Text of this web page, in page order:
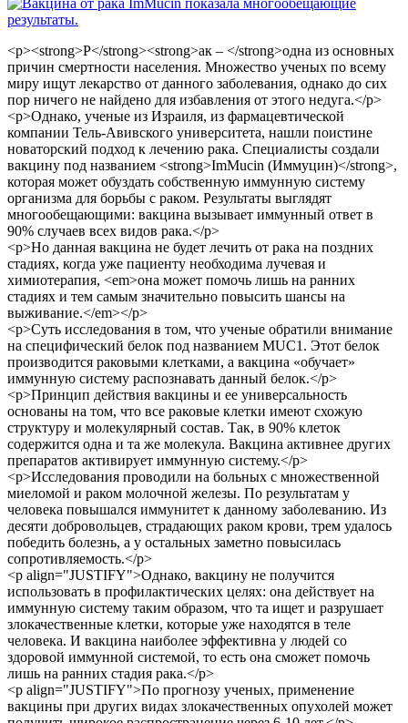
<p><strong>Р</strong><strong>ак – </strong>одна из основных
причин смертности населения. Множество ученых по всему
миру ищут лекарство от данного заболевания, однако до сих
пор ничего не найдено для избавления от этого недуга.</p>
<p>Однако, ученые из Израиля, из фармацевтической
компании Тель-Авивского университета, нашли поистине
новаторский подход к лечению рака. Специалисты создали
вакцину под названием <strong>ImMucin (Иммуцин)</strong>,
которая может обуздать собственную иммунную систему
организма для борьбы с раком. Результаты выглядят
многообещающими: вакцина вызывает иммунный ответ в
90% случаев всех видов рака.</p>
<p>Но данная вакцина не будет лечить от рака на поздних
стадиях, когда уже пациенту необходима лучевая и
химиотерапия, <em>она может помочь лишь на ранних
стадиях и тем самым значительно повысить шансы на
выживание.</em></p>
<p>Суть исследования в том, что ученые обратили внимание
на специфический белок под названием MUC1. Этот белок
производится раковыми клетками, а вакцина «обучает»
иммунную систему распознавать данный белок.</p>
<p>Принцип действия вакцины и ее универсальность
основаны на том, что все раковые клетки имеют схожую
структуру и молекулярный состав. Так, в 90% клеток
содержится одна и та же молекула. Вакцина активнее других
препаратов активирует иммунную систему.</p>
<p>Исследования проводили на больных с множественной
миеломой и раком молочной железы. По результатам у
человека повышался иммунитет к данному заболеванию. Из
десяти добровольцев, страдающих раком крови, трем удалось
победить болезнь, а у остальных заметно повысилась
сопротивляемость.</p>
<p align="JUSTIFY">Однако, вакцину не получится
использовать в профилактических целях: она действует на
иммунную систему таким образом, что та ищет и разрушает
злокачественные клетки, которые уже находятся в теле
человека. И вакцина наиболее эффективна у людей со
здоровой иммунной системой, то есть она сможет помочь
лишь на ранних стадия рака.</p>
<p align="JUSTIFY">По прогнозу ученых, применение
вакцины при других видах злокачественных опухолей может